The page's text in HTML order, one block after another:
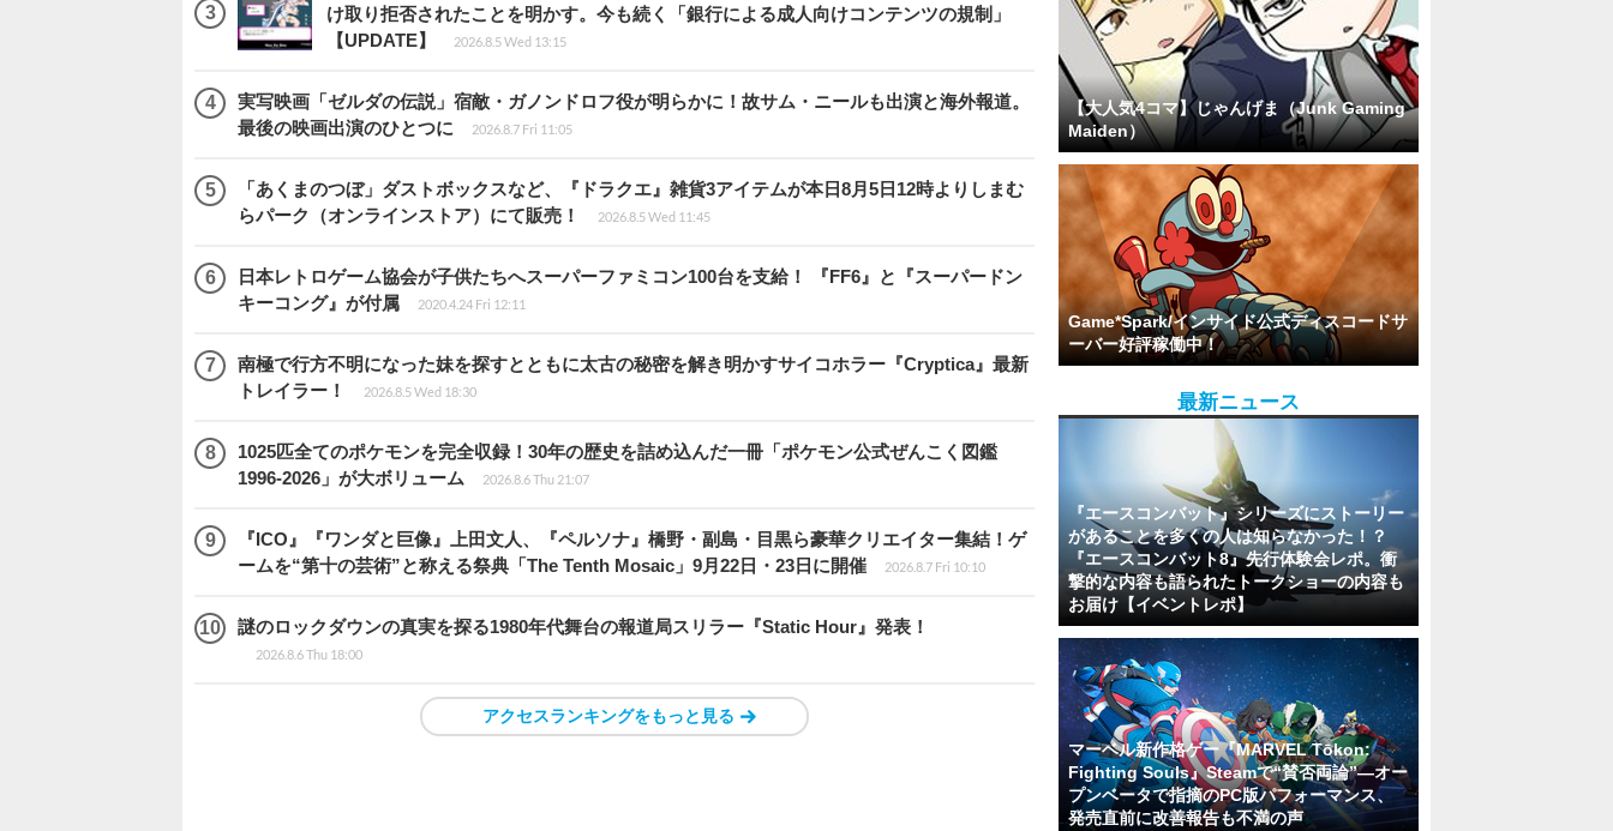
け取り拒否されたことを明かす。今も続く「銀行による成人向けコンテンツの規制」
【UPDATE】
2026.8.5 Wed 13:15
実写映画「ゼルダの伝説」宿敵・ガノンドロフ役が明らかに！故サム・ニールも出演と海外報道。
最後の映画出演のひとつに
2026.8.7 Fri 11:05
「あくまのつぼ」ダストボックスなど、『ドラクエ』雑貨3アイテムが本日8月5日12時よりしまむ
らパーク（オンラインストア）にて販売！
2026.8.5 Wed 11:45
日本レトロゲーム協会が子供たちへスーパーファミコン100台を支給！ 『FF6』と『スーパードン
キーコング』が付属
2020.4.24 Fri 12:11
南極で行方不明になった妹を探すとともに太古の秘密を解き明かすサイコホラー『Cryptica』最新
トレイラー！
2026.8.5 Wed 18:30
1025匹全てのポケモンを完全収録！30年の歴史を詰め込んだ一冊「ポケモン公式ぜんこく図鑑
1996-2026」が大ボリューム
2026.8.6 Thu 21:07
『ICO』『ワンダと巨像』上田文人、『ペルソナ』橋野・副島・目黒ら豪華クリエイター集結！ゲ
ームを“第十の芸術”と称える祭典「The Tenth Mosaic」9月22日・23日に開催
2026.8.7 Fri 10:10
謎のロックダウンの真実を探る1980年代舞台の報道局スリラー『Static Hour』発表！
2026.8.6 Thu 18:00
アクセスランキングをもっと見る
【大人気4コマ】じゃんげま（Junk Gaming
Maiden）
Game*Spark/インサイド公式ディスコードサ
ーバー好評稼働中！
最新ニュース
『エースコンバット』シリーズにストーリー
があることを多くの人は知らなかった！？
『エースコンバット8』先行体験会レポ。衝
撃的な内容も語られたトークショーの内容も
お届け【イベントレポ】
マーベル新作格ゲー『MARVEL Tōkon:
Fighting Souls』Steamで“賛否両論”―オー
プンベータで指摘のPC版パフォーマンス、
発売直前に改善報告も不満の声